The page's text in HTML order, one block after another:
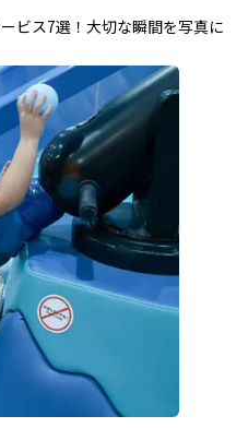
ビス7選！大切な瞬間を写真に